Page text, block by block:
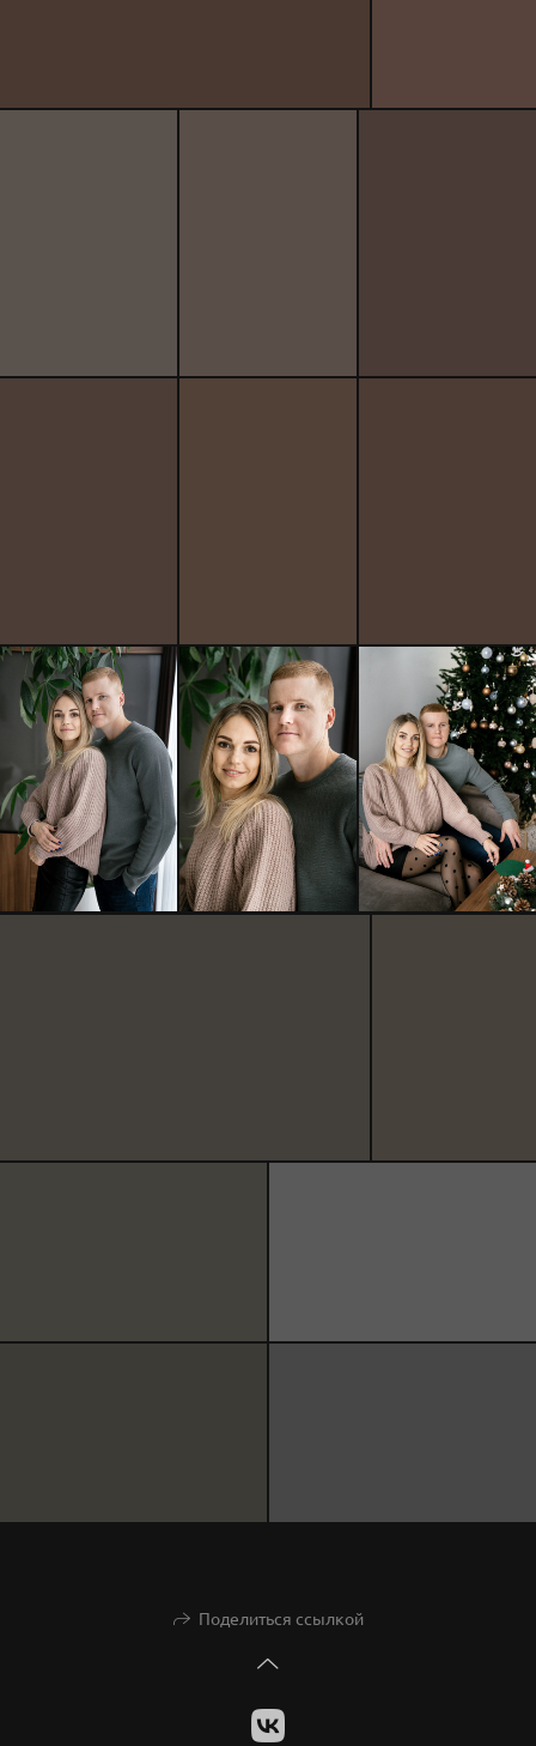
Поделиться ссылкой